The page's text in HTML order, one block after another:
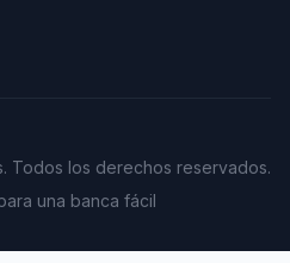
Todos los derechos reservados.
una banca fácil